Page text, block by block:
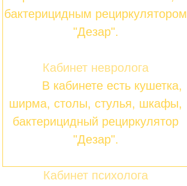
бактерицидным рециркулятором
"Дезар".
Кабинет невролога
В кабинете есть кушетка,
ширма, столы, стулья, шкафы,
бактерицидный рециркулятор
"Дезар".
Кабинет психолога